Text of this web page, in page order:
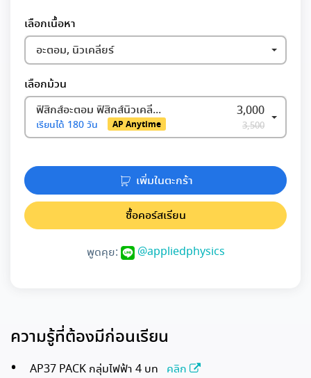
เลือกเนื้อหา
อะตอม, นิวเคลียร์
เลือกม้วน
ฟิสิกส์อะตอม ฟิสิกส์นิวเคลียร์และฟิสิกส์อนุภาค
เรียนได้ 180 วัน AP Anytime
3,000
3,500
เพิ่มในตะกร้า
ซื้อคอร์สเรียน
พูดคุย: @appliedphysics
ความรู้ที่ต้องมีก่อนเรียน
AP37 PACK กลุ่มไฟฟ้า 4 บท คลิก